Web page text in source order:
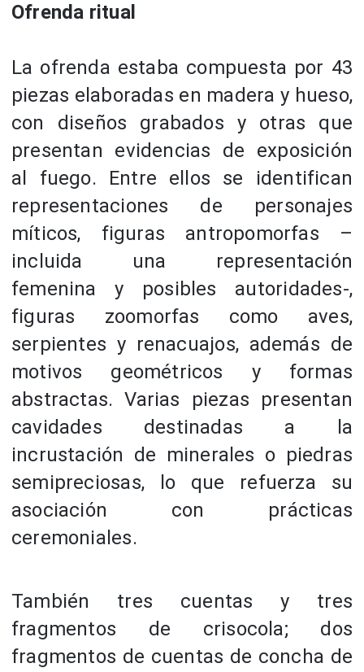
Ofrenda ritual
La ofrenda estaba compuesta por 43
piezas elaboradas en madera y hueso,
con diseños grabados y otras que
presentan evidencias de exposición
al fuego. Entre ellos se identifican
representaciones de personajes
míticos, figuras antropomorfas –
incluida una representación
femenina y posibles autoridades-,
figuras zoomorfas como aves,
serpientes y renacuajos, además de
motivos geométricos y formas
abstractas. Varias piezas presentan
cavidades destinadas a la
incrustación de minerales o piedras
semipreciosas, lo que refuerza su
asociación con prácticas
ceremoniales.
También tres cuentas y tres
fragmentos de crisocola; dos
fragmentos de cuentas de concha de